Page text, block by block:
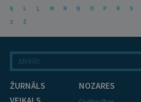
Ķ
L Ļ M N Ņ O P R S
Z
Ž
ŽURNĀLS
NOZARES